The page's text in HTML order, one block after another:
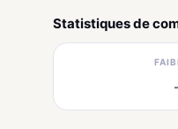
Statistiques de